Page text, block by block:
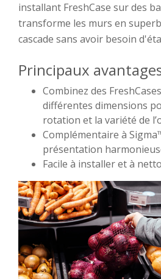
installant FreshCase sur des
transforme les murs en
cascade sans avoir besoin
Principaux
Combinez des
différentes dimensions
rotation et la variété de
Complémentaire à
présentation
Facile à installer et à